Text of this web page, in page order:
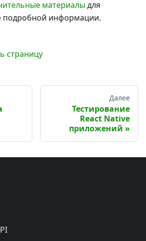
материалы для
подробной информации.
страницу
Далее
Тестирование
React Native
приложений